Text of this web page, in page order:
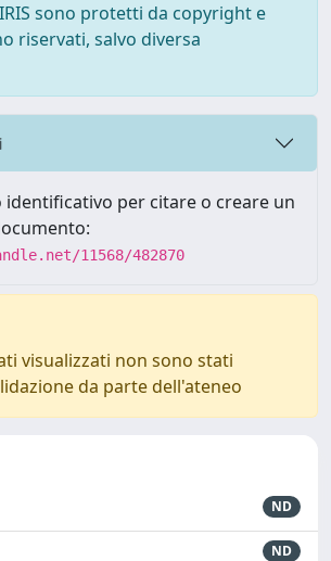
sono protetti da copyright e
riservati, salvo diversa
identificativo per citare o creare un
11568/482870
visualizzati non sono stati
da parte dell'ateneo
ND
ND